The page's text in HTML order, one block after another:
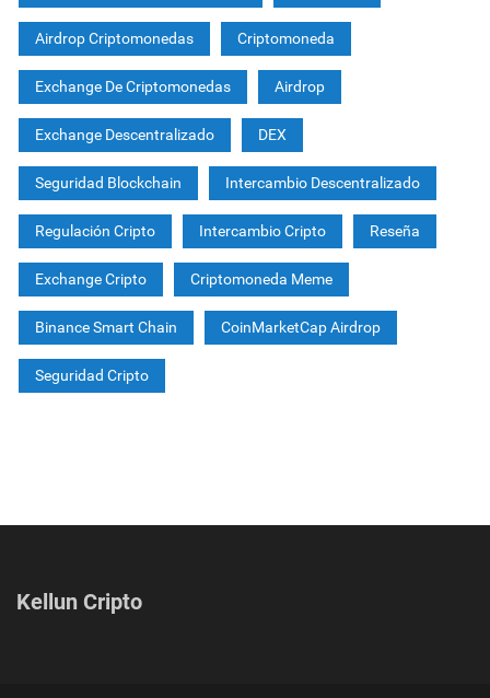
Airdrop Criptomonedas Criptomoneda
Exchange De Criptomonedas Airdrop
Exchange Descentralizado DEX
Seguridad Blockchain Intercambio Descentralizado
Regulación Cripto Intercambio Cripto Reseña
Exchange Cripto Criptomoneda Meme
Binance Smart Chain CoinMarketCap Airdrop
Seguridad Cripto
Kellun Cripto